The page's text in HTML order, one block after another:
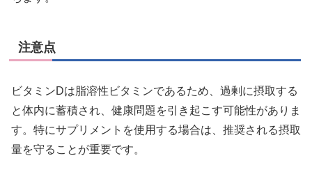
注意点
ビタミンDは脂溶性ビタミンであるため、過剰に摂取する
と体内に蓄積され、健康問題を引き起こす可能性がありま
す。特にサプリメントを使用する場合は、推奨される摂取
量を守ることが重要です。